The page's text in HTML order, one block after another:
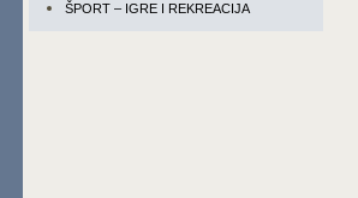
ŠPORT – IGRE I REKREACIJA